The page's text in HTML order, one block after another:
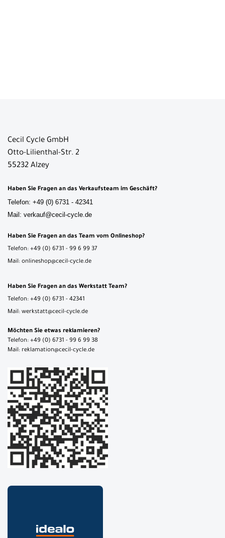
Cecil Cycle GmbH
Otto-Lilienthal-Str. 2
55232 Alzey
Haben Sie Fragen an das Verkaufsteam im Geschäft?
Telefon: +49 (0) 6731 - 42341
Mail: verkauf@cecil-cycle.de
Haben Sie Fragen an das Team vom Onlineshop?
Telefon: +49 (0) 6731 - 99 6 99 37
Mail: onlineshop@cecil-cycle.de
Haben Sie Fragen an das Werkstatt Team?
Telefon: +49 (0) 6731 - 42341
Mail: werkstatt@cecil-cycle.de
Möchten Sie etwas reklamieren?
Telefon: +49 (0) 6731 - 99 6 99 38
Mail: reklamation@cecil-cycle.de